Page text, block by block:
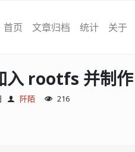
首页 文章归档 统计 关于
入 rootfs 并制作
阡陌 216